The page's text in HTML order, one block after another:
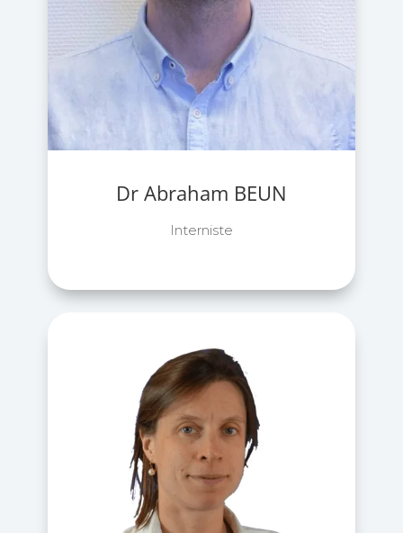
Dr Abraham BEUN
Interniste